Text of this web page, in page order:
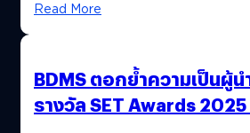
Read More
BDMS ตอกย้ำความเป็นผู้น
รางวัล SET Awards 2025